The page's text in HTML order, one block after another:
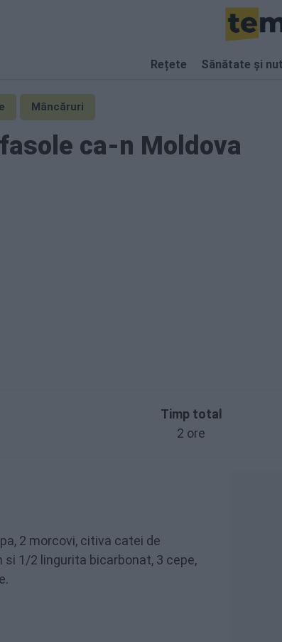
Rețete Sănătate și
Mâncăruri
ca-n Moldova
Timp total
2 ore
2 morcovi, citiva catei de
si 1/2 lingurita bicarbonat, 3 cepe,